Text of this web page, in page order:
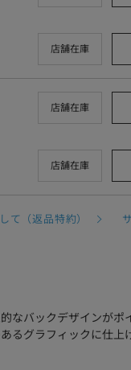
店舗在庫
店舗在庫
店舗在庫
て（返品特約）
なバックデザインがポ
るグラフィックに仕上